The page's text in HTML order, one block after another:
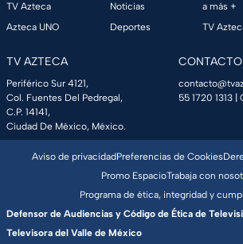
TV Azteca
Azteca UNO
Noticias
Deportes
a más +
TV
TV AZTECA
Periférico Sur 4121,
Col. Fuentes Del Pedregal,
C.P. 14141,
Ciudad De México, México.
CONTACTO
55 1720 1313 |
Aviso de privacidadPreferencias de Cookies
Promo EspacioTrabaja con
Programa de ética, integridad y
Defensor de Audiencias y Código de Ética de
Televisora del Valle de México